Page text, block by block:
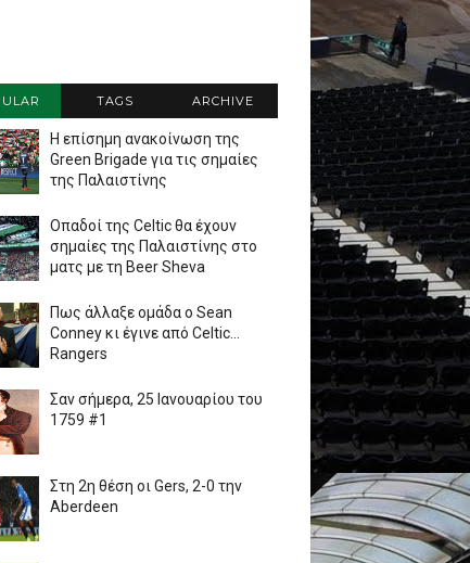
TAGS ARCHIVE
Η επίσημη ανακοίνωση της
Green Brigade για τις σημαίες
της Παλαιστίνης
Οπαδοί της Celtic θα έχουν
σημαίες της Παλαιστίνης στο
ματς με τη Beer Sheva
Πως άλλαξε ομάδα ο Sean
Conney κι έγινε από Celtic...
Rangers
Σαν σήμερα, 25 Ιανουαρίου του
1759 #1
Στη 2η θέση οι Gers, 2-0 την
Aberdeen